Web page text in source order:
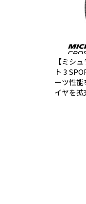
【ミシ
ト 3
ーツ性能
イヤを拡